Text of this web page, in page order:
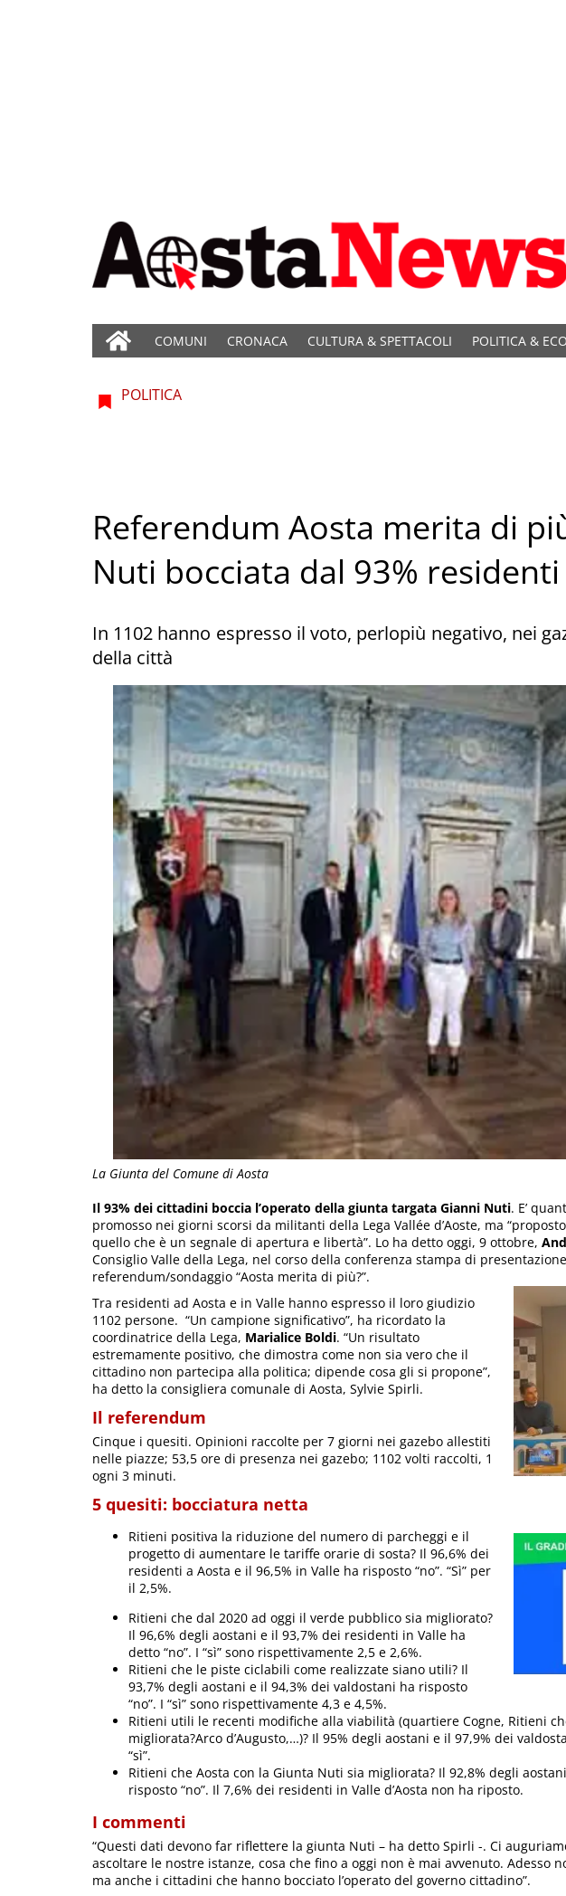
COMUNI CRONACA CULTURA & SPETTACOLI POLITICA &
La Giunta del Comune di Aosta
POLITICA
Referendum Aosta merita di
Nuti bocciata dal 93% residenti
In 1102 hanno espresso il voto, perlopiù negativo, nei
della città
Il 93% dei cittadini boccia l’operato della giunta targata Gianni Nuti. E’
promosso nei giorni scorsi da militanti della Lega Vallée d’Aoste, ma
quello che è un segnale di apertura e libertà”. Lo ha detto oggi, 9 ottobre,
Consiglio Valle della Lega, nel corso della conferenza stampa di
referendum/sondaggio “Aosta merita di più?”.
Tra residenti ad Aosta e in Valle hanno espresso il loro giudizio
1102 persone. “Un campione significativo”, ha ricordato la
coordinatrice della Lega, Marialice Boldi. “Un risultato
estremamente positivo, che dimostra come non sia vero che il
cittadino non partecipa alla politica; dipende cosa gli si propone”,
ha detto la consigliera comunale di Aosta, Sylvie Spirli.
Il referendum
Cinque i quesiti. Opinioni raccolte per 7 giorni nei gazebo allestiti
nelle piazze; 53,5 ore di presenza nei gazebo; 1102 volti raccolti, 1
ogni 3 minuti.
5 quesiti: bocciatura netta
Ritieni positiva la riduzione del numero di parcheggi e il
progetto di aumentare le tariffe orarie di sosta? Il 96,6% dei
residenti a Aosta e il 96,5% in Valle ha risposto “no”. “Sì” per
il 2,5%.
Ritieni che dal 2020 ad oggi il verde pubblico sia migliorato?
Il 96,6% degli aostani e il 93,7% dei residenti in Valle ha
detto “no”. I “sì” sono rispettivamente 2,5 e 2,6%.
Ritieni che le piste ciclabili come realizzate siano utili? Il
93,7% degli aostani e il 94,3% dei valdostani ha risposto
“no”. I “sì” sono rispettivamente 4,3 e 4,5%.
Ritieni utili le recenti modifiche alla viabilità (quartiere Cogne, Ritieni
migliorata?Arco d’Augusto,…)? Il 95% degli aostani e il 97,9% dei
“sì”.
Ritieni che Aosta con la Giunta Nuti sia migliorata? Il 92,8% degli
risposto “no”. Il 7,6% dei residenti in Valle d’Aosta non ha riposto.
I commenti
“Questi dati devono far riflettere la giunta Nuti – ha detto Spirli -. Ci
ascoltare le nostre istanze, cosa che fino a oggi non è mai avvenuto. Adesso
ma anche i cittadini che hanno bocciato l’operato del governo cittadino”.